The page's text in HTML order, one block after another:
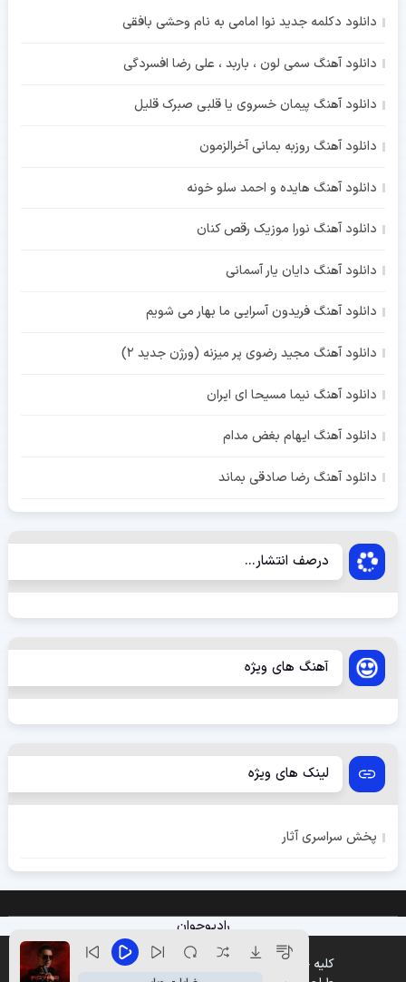
دانلود دکلمه جدید نوا امامی به نام وحشی بافقی
دانلود آهنگ سمی لون ، باربد ، علی رضا افسردگی
دانلود آهنگ پیمان خسروی یا قلبی صبرک قلیل
دانلود آهنگ روزبه بمانی آخرالزمون
دانلود آهنگ هایده و احمد سلو خونه
دانلود آهنگ نورا موزیک رقص کنان
دانلود آهنگ دایان یار آسمانی
دانلود آهنگ فریدون آسرایی ما بهار می شویم
دانلود آهنگ مجید رضوی پر میزنه (ورژن جدید 2)
دانلود آهنگ نیما مسیحا ای ایران
دانلود آهنگ ایهام بغض مدام
دانلود آهنگ رضا صادقی بماند
درصف انتشار...
آهنگ های ویژه
لینک های ویژه
پخش سراسری آثار
رادیوجوان
کلیه حقوق متعلق به وب سایت پخش موزیک میباشد